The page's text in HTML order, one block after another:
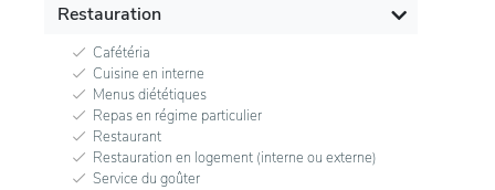
Restauration
Cafétéria
Cuisine en interne
Menus diététiques
Repas en régime particulier
Restaurant
Restauration en logement (interne ou externe)
Service du goûter